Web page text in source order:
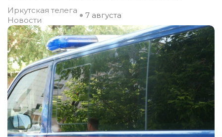
Иркутская телега
Новости
7 августа